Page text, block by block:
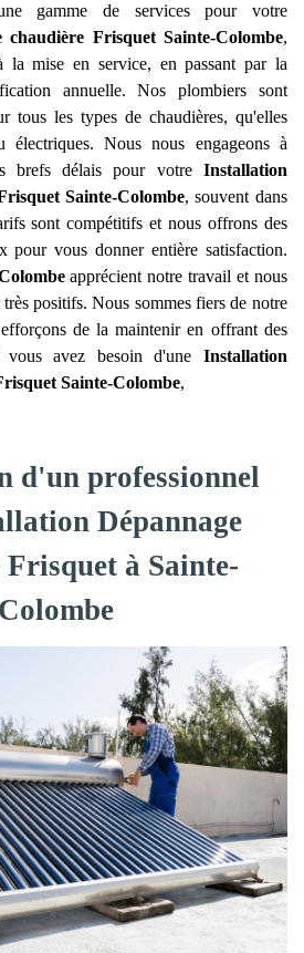
gamme de services pour votre
chaudière Frisquet Sainte-Colombe,
la mise en service, en passant par la
annuelle. Nos plombiers sont
tous les types de chaudières, qu'elles
Nous nous engageons à
brefs délais pour votre Installation
Sainte-Colombe, souvent dans
sont compétitifs et nous offrons des
pour vous donner entière satisfaction.
apprécient notre travail et nous
positifs. Nous sommes fiers de notre
de la maintenir en offrant des
avez besoin d'une Installation
Sainte-Colombe,
d'un professionnel
Dépannage
Frisquet à Sainte-
Colombe